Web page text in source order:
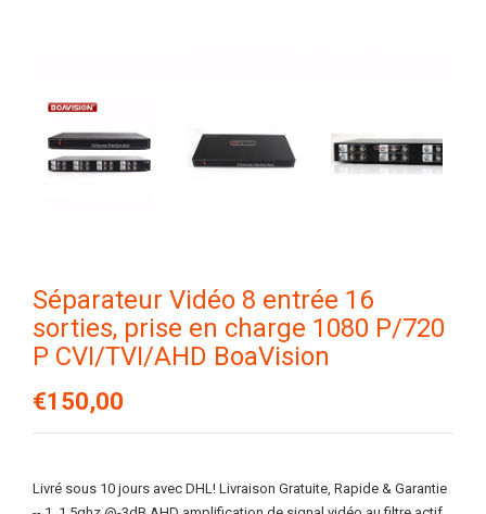
Séparateur Vidéo 8 entrée 16
sorties, prise en charge 1080 P/720
P CVI/TVI/AHD BoaVision
€150,00
Livré sous 10 jours avec DHL! Livraison Gratuite, Rapide & Garantie